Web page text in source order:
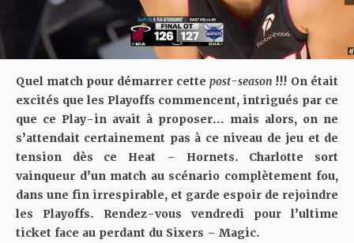
Quel match pour démarrer cette post-season !!! On était
excités que les Playoffs commencent, intrigués par ce
que ce Play-in avait à proposer… mais alors, on ne
s’attendait certainement pas à ce niveau de jeu et de
tension dès ce Heat – Hornets. Charlotte sort
vainqueur d’un match au scénario complètement fou,
dans une fin irrespirable, et garde espoir de rejoindre
les Playoffs. Rendez-vous vendredi pour l’ultime
ticket face au perdant du Sixers – Magic.